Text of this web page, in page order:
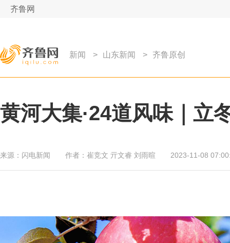
齐鲁网
新闻 > 山东新闻 > 齐鲁原创
黄河大集·24道风味｜立
来源： 闪电新闻 作者： 崔竞文 亓文睿 刘雨暄 2023-11-08